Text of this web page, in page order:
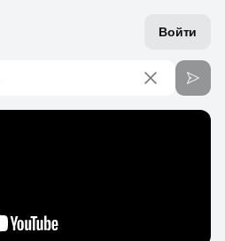
Войти